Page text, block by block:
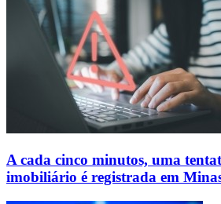
A cada cinco minutos, uma
imobiliário é registrada em